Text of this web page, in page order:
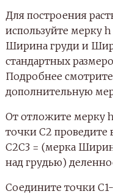
Для построения
используйте мерку
Ширина груди и
стандартных
Подробнее
дополнительную
От отложите мерку
точки С2 проведите
С2С3 = (мерка
над грудью)
Соедините точки